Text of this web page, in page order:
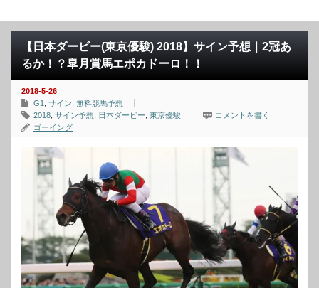
【日本ダービー(東京優駿) 2018】サイン予想｜2冠あ
るか！？皐月賞馬エポカドーロ！！
2018-5-26
G1
サイン 無料競馬予想
2018 サイン予想 日本ダービー 東京優駿
コメントを書く
ゴーイング